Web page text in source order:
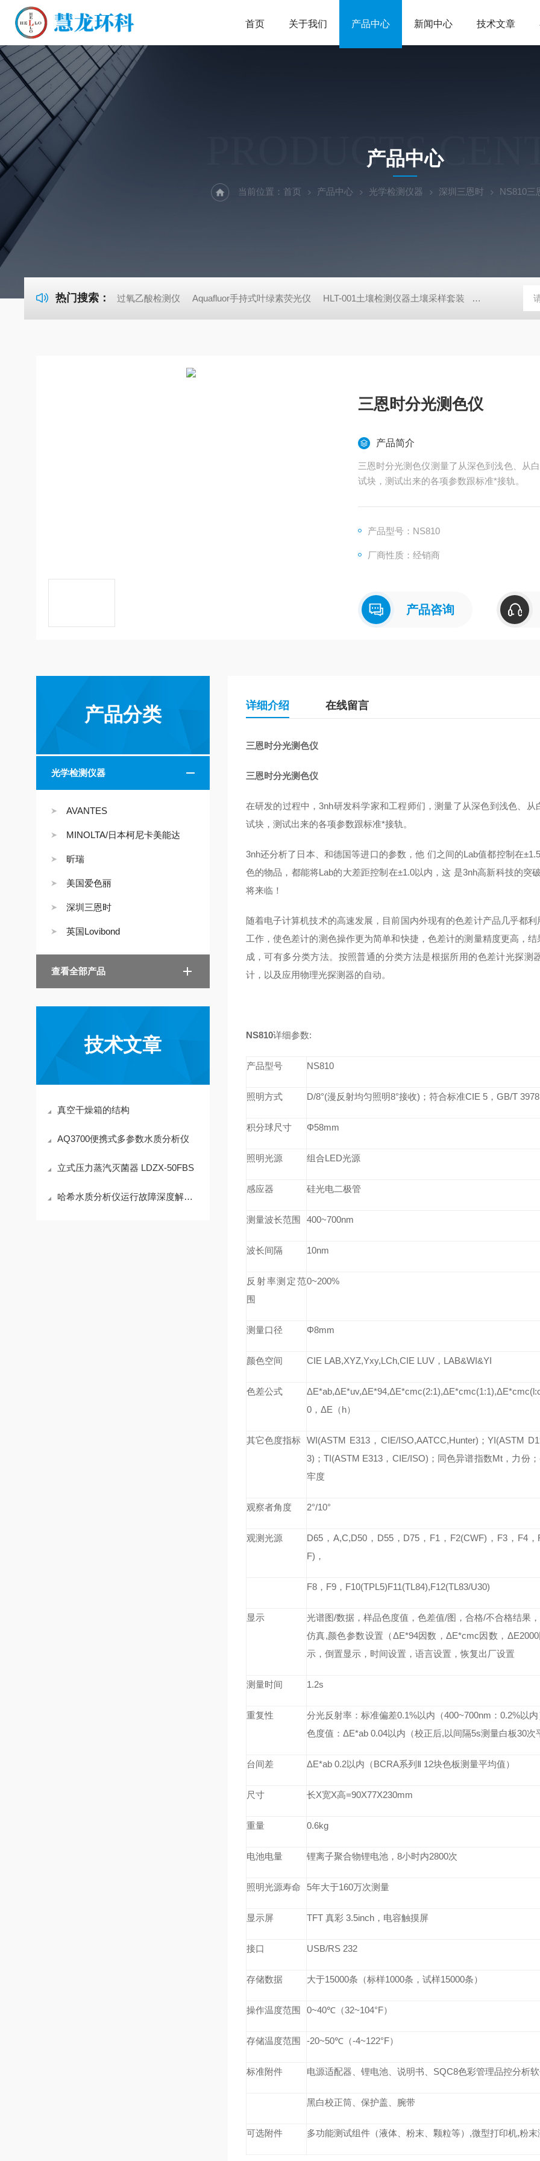
首页 关于我们 产品中心 新闻中心 技术文章
PRODUCTS
产品中心
当前位置： 首页 产品中心 光学检测仪器 深圳三恩时 NS810三
热门搜索： 过氧乙酸检测仪 Aquafluor手持式叶绿素荧光仪 HLT-001土壤检测仪器土壤采样套装 德国MN 91346
三恩时分光测色仪
产品简介
三恩时分光测色仪测量了从深色到浅色、从
试块，测试出来的各项参数跟标准*接轨。
产品型号：NS810
厂商性质：经销商
产品咨询
产品分类
光学检测仪器
AVANTES
MINOLTA/日本柯尼卡美能达
昕瑞
美国爱色丽
深圳三恩时
英国Lovibond
查看全部产品
技术文章
真空干燥箱的结构
AQ3700便携式多参数水质分析仪
立式压力蒸汽灭菌器 LDZX-50FBS
哈希水质分析仪运行故障深度解析与标准化处理方案
详细介绍 在线留言
三恩时分光测色仪
三恩时分光测色仪
在研发的过程中，3nh研发科学家和工程师们，测量了从深色到浅色、
试块，测试出来的各项参数跟标准*接轨。
3nh还分析了日本、和德国等进口的参数，他 们之间的Lab值都控制在
色的物品，都能将Lab的大差距控制在±1.0以内，这 是3nh高新科技的
将来临！
随着电子计算机技术的高速发展，目前国内外现有的色差计产品几乎都
工作，使色差计的测色操作更为简单和快捷，色差计的测量精度更高，
成，可有多分类方法。按照普通的分类方法是根据所用的色差计光探
计，以及应用物理光探测器的自动。
NS810详细参数:
产品型号 NS810
照明方式 D/8°(漫反射均匀照明8°接收)；符合标准CIE 5，GB/T
积分球尺寸 Φ58mm
照明光源 组合LED光源
感应器 硅光电二极管
测量波长范围 400~700nm
波长间隔 10nm
反射率测定范
围
0~200%
测量口径 Φ8mm
颜色空间 CIE LAB,XYZ,Yxy,LCh,CIE LUV，LAB&WI&YI
色差公式
0，ΔE（h）
其它色度指标 WI(ASTM E313，CIE/ISO,AATCC,Hunter)；YI(ASTM
3)；TI(ASTM E313，CIE/ISO)；同色异谱指数Mt，力份
牢度
观察者角度 2°/10°
观测光源
D65，A,C,D50，D55，D75，F1，F2(CWF)，F3，F4
F)，
F8，F9，F10(TPL5)F11(TL84),F12(TL83/U30)
显示
光谱图/数据，样品色度值，色差值/图，合格/不合格结果
仿真,颜色参数设置（ΔE*94因数，ΔE*cmc因数，
示，倒置显示，时间设置，语言设置，恢复出厂设置
测量时间 1.2s
重复性
分光反射率：标准偏差0.1%以内（400~700nm：0.2%以
色度值：ΔE*ab 0.04以内（校正后,以间隔5s测量白板30次
台间差 ΔE*ab 0.2以内（BCRA系列Ⅱ 12块色板测量平均值）
尺寸 长X宽X高=90X77X230mm
重量 0.6kg
电池电量 锂离子聚合物锂电池，8小时内2800次
照明光源寿命 5年大于160万次测量
显示屏 TFT 真彩 3.5inch，电容触摸屏
接口 USB/RS 232
存储数据 大于15000条（标样1000条，试样15000条）
操作温度范围 0~40℃（32~104°F）
存储温度范围 -20~50℃（-4~122°F）
标准附件 电源适配器、锂电池、说明书、SQC8色彩管理品控分析
黑白校正筒、保护盖、腕带
可选附件 多功能测试组件（液体、粉末、颗粒等）,微型打印机,粉末